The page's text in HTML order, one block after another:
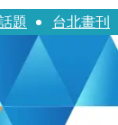
題 台北畫刊